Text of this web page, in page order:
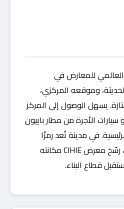
العالمي للمعارض في
وموقعه المركزي،
يسهل الوصول إلى المركز
سيارات الأجرة من مطار باييون
في مدينة تُعد رمزًا
للتقدم والقوة الصناعية، رسّخ معرض CIHIE مكانته
قطاع البناء.